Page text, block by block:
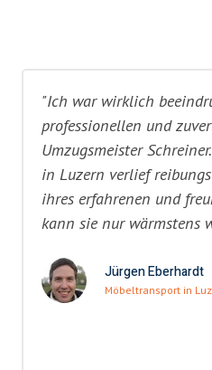
"Ich war wirklich
professionellen und
Umzugsmeister
in Luzern verlief
ihres erfahrenen und
kann sie nur wärmstens
Jürgen Eberhardt
Möbeltransport in